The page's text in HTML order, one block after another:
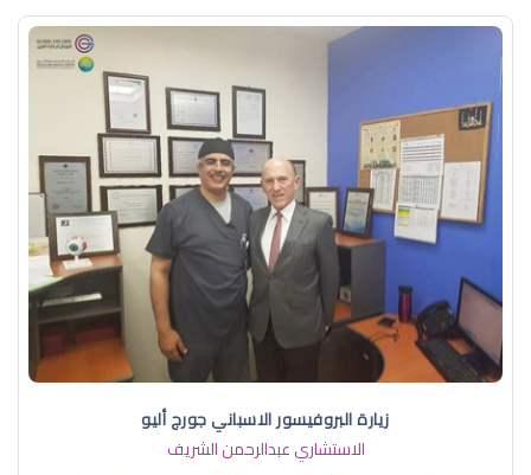
زيارة البروفيسور الاسباني جورج أليو
الاستشاري عبدالرحمن الشريف